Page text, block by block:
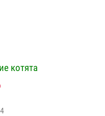
котята